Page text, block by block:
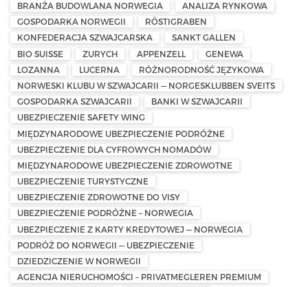
BRANŻA BUDOWLANA NORWEGIA
ANALIZA RYNKOWA
GOSPODARKA NORWEGII
RÖSTIGRABEN
KONFEDERACJA SZWAJCARSKA
SANKT GALLEN
BIO SUISSE
ZURYCH APPENZELL
GENEWA
LOZANNA
LUCERNA
RÓŻNORODNOŚĆ JĘZYKOWA
NORWESKI KLUBU W SZWAJCARII — NORGESKLUBBEN SVEITS
GOSPODARKA SZWAJCARII
BANKI W SZWAJCARII
UBEZPIECZENIE SAFETY WING
MIĘDZYNARODOWE UBEZPIECZENIE PODRÓŻNE
UBEZPIECZENIE DLA CYFROWYCH NOMADÓW
MIĘDZYNARODOWE UBEZPIECZENIE ZDROWOTNE
UBEZPIECZENIE TURYSTYCZNE
UBEZPIECZENIE ZDROWOTNE DO VISY
UBEZPIECZENIE PODRÓŻNE – NORWEGIA
UBEZPIECZENIE Z KARTY KREDYTOWEJ — NORWEGIA
PODRÓŻ DO NORWEGII — UBEZPIECZENIE
DZIEDZICZENIE W NORWEGII
AGENCJA NIERUCHOMOŚCI – PRIVATMEGLEREN PREMIUM